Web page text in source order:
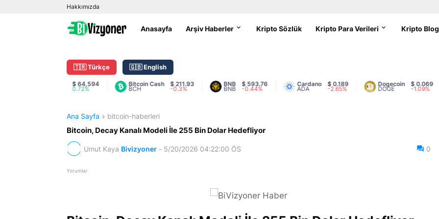
Hakkımızda
Anasayfa Arşiv Haberler Kripto Sözlük Kripto Para Verileri Kripto Blog
🇹🇷 Türkçe 🇬🇧 English
$ 64,594
0.72%
Bitcoin Cash
BCH
$ 211.93
-0.3%
BNB
BNB
$ 593.76
-0.44%
Cardano
ADA
$ 0.189
-2.65%
Dogecoin
DOGE
$ 0.069
-1.09%
Ana Sayfa bitcoin-haberleri
Bitcoin, Decay Kanalı Modeli İle 255 Bin Dolar Hedefliyor
Umut Kaya Bivizyoner - 5/20/2026 04:22:00 ÖS 0
Yorumlar